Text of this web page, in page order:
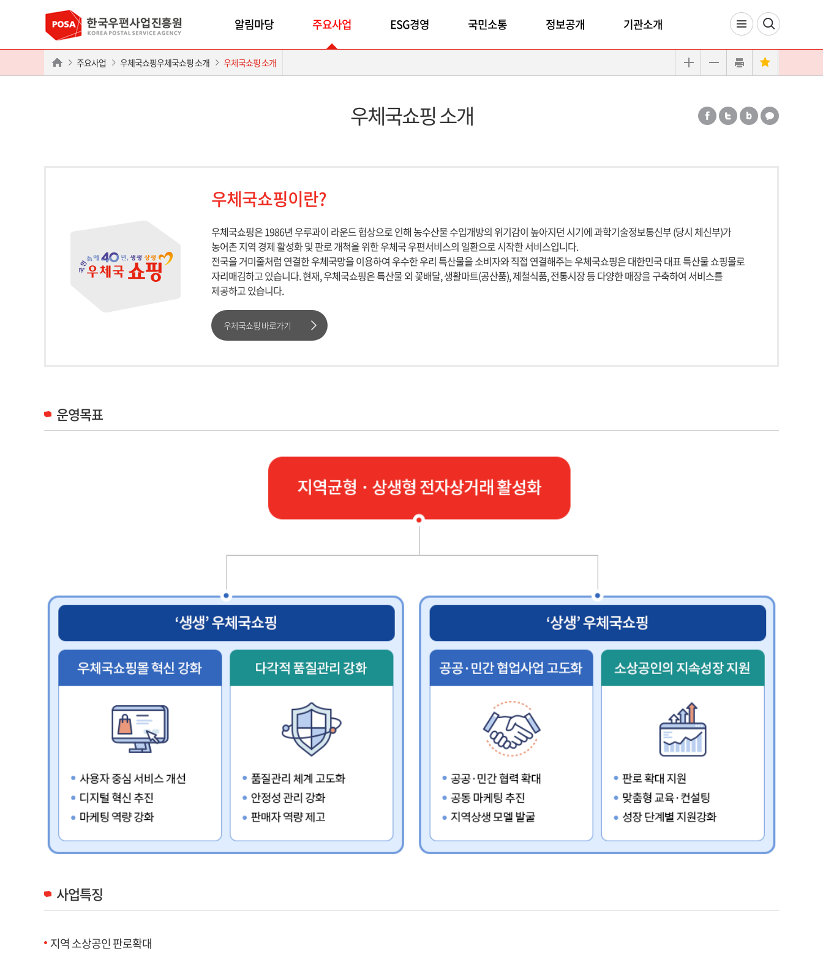
알림마당 주요사업 ESG경영 국민소통 정보공개 기관소개
주요사업 우체국쇼핑우체국쇼핑 소개 우체국쇼핑 소개
우체국쇼핑 소개
우체국쇼핑이란?
우체국쇼핑은 1986년 우루과이 라운드 협상으로 인해 농수산물 수입개방의 위기감이 높아지던 시기에 과학기술정보통신부 (당시 체신부)가
농어촌 지역 경제 활성화 및 판로 개척을 위한 우체국 우편서비스의 일환으로 시작한 서비스입니다.
전국을 거미줄처럼 연결한 우체국망을 이용하여 우수한 우리 특산물을 소비자와 직접 연결해주는 우체국쇼핑은 대한민국 대표 특산물 쇼핑몰로
자리매김하고 있습니다. 현재, 우체국쇼핑은 특산물 외 꽃배달, 생활마트(공산품), 제철식품, 전통시장 등 다양한 매장을 구축하여 서비스를
제공하고 있습니다.
우체국쇼핑 바로가기
운영목표
사업특징
지역 소상공인 판로확대